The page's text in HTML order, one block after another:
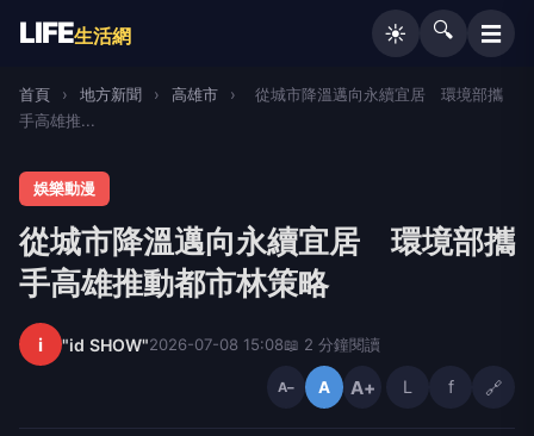
LIFE生活網 ☀️ 🔍 ☰
首頁 › 地方新聞 › 高雄市 ›
從城市降溫邁向永續宜居 環境部攜
手高雄推...
娛樂動漫
從城市降溫邁向永續宜居 環境部攜
手高雄推動都市林策略
i "id SHOW"2026-07-08 15:08📖 2 分鐘閱讀
A− A A+ L f 🔗